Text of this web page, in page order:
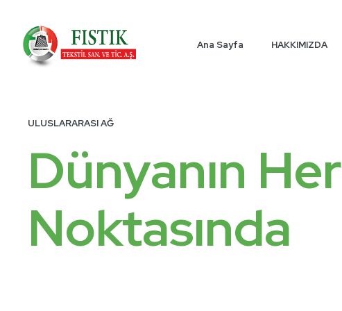
Ana Sayfa HAKKIMIZDA
ULUSLARARASI AĞ
Dünyanın Her
Noktasında